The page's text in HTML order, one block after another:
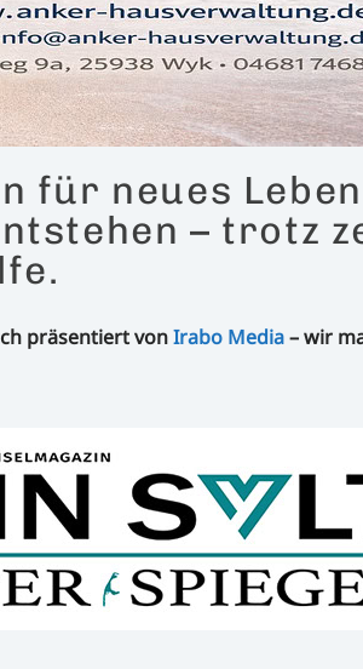
für neues
– trotz
präsentiert vonIrabo Media– wir